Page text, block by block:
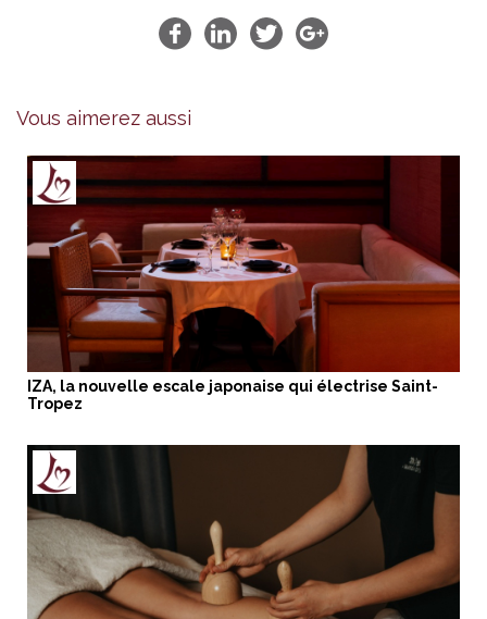
Vous aimerez aussi
IZA, la nouvelle escale japonaise qui électrise Saint-
Tropez